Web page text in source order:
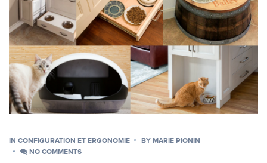
IN CONFIGURATION ET ERGONOMIE BY MARIE PIONIN
NO COMMENTS